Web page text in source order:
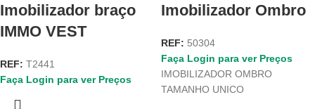
Imobilizador braço
IMMO VEST
REF: T2441
Faça Login para ver Preços
Imobilizador Ombro
REF: 50304
Faça Login para ver Preços
IMOBILIZADOR OMBRO
TAMANHO UNICO